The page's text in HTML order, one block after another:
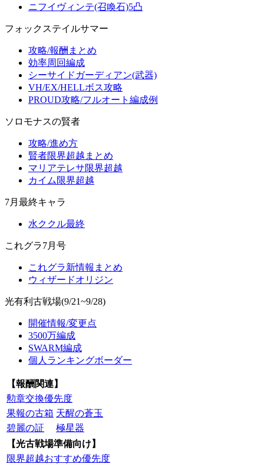
ニフイヴィンテ(召喚石)5凸
フォックステイルサマー
攻略/報酬まとめ
効率周回編成
シーサイドガーディアン(武器)
VH/EX/HELLボス攻略
PROUD攻略/フルオート編成例
ソロモナスの賢者
攻略/進め方
賢者限界超越まとめ
マリアテレサ限界超越
カイム限界超越
7月最終キャラ
水ククル最終
これグラ7月号
これグラ新情報まとめ
ウィザードオリジン
光有利古戦場(9/21~9/28)
開催情報/変更点
3500万編成
SWARM編成
個人ランキングボーダー
【報酬関連】
勲章交換優先度
果報の古箱 天醒の蒼玉
碧麗の証
極星器
【光古戦場準備向け】
限界超越おすすめ優先度